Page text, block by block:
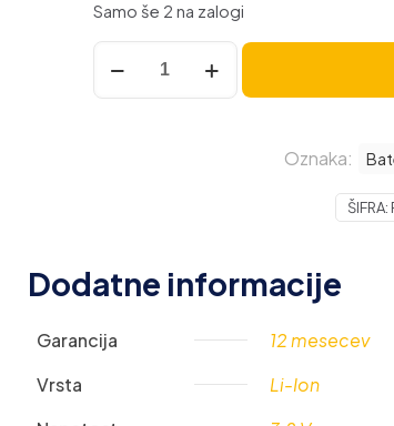
Samo še 2 na zalogi
Baterija
za
Huawei
2020
količina
Oznaka:
ŠIFRA:
Dodatne informacije
Garancija
12 mesecev
Vrsta
Li-Ion